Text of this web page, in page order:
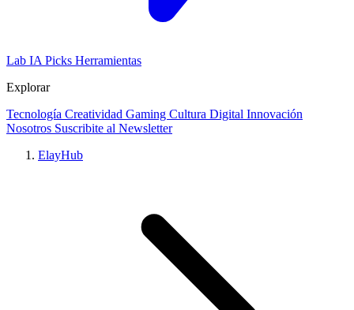
Lab IA Picks Herramientas
Explorar
Tecnología Creatividad Gaming Cultura Digital Innovación
Nosotros Suscribite al Newsletter
ElayHub